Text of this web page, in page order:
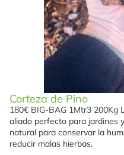
Corteza de Pino
180€ BIG-BAG 1Mtr3 200Kg
aliado perfecto para jardines
natural para conservar la
reducir malas hierbas.